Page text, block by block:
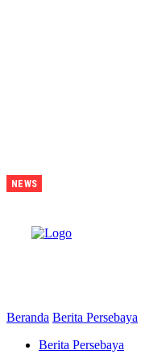
NEWS
Bonek
Bonita
Beranda Berita Persebaya
Berita Persebaya